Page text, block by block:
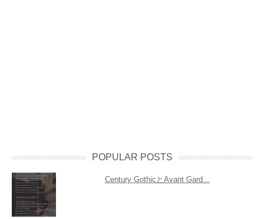
POPULAR POSTS
Century GothicとAvant Gard...